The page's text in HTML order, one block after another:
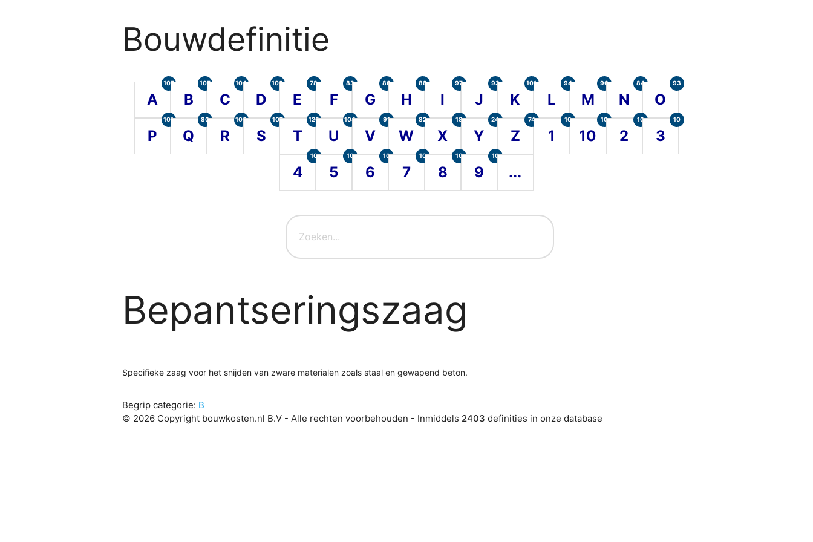
Bouwdefinitie
A
105
B
107
C
104
D
100
E
78
F
83
G
86
H
88
I
97
J
93
K
101
L
94
M
90
N
84
O
93
P
101
Q
80
R
100
S
107
T
120
U
104
V
91
W
82
X
18
Y
24
Z
74
1
10
10
10
2
10
3
10
4
10
5
10
6
10
7
10
8
10
9
10
...
Bepantseringszaag
Specifieke zaag voor het snijden van zware materialen zoals staal en gewapend beton.
Begrip categorie: B
© 2026 Copyright bouwkosten.nl B.V - Alle rechten voorbehouden - Inmiddels 2403 definities in onze database